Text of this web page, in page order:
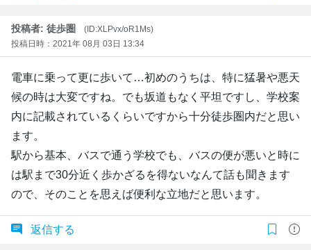
投稿者: 徒歩圏
(ID:XLPvx/oR1Ms)
投稿日時：2021年 08月 03日 13:34
電車に乗って更に歩いて…初めのうちは、特に猛暑や悪天
候の時は大変ですね。でも坂道もなく平坦ですし、学校案
内に記載されているくらいですから十分徒歩圏内だと思い
ます。
駅から基本、バスで通う学校でも、バスの便が悪いと時に
は駅まで30分近く歩かざるを得ないなんて話も聞きます
ので、そのことを思えば便利な立地だと思います。
返信する